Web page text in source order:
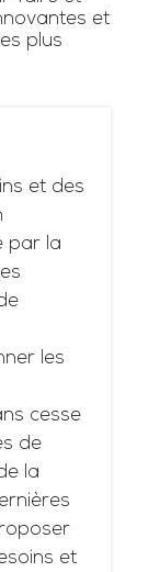
et
plus
et des
par la
les
cesse
de
la
et